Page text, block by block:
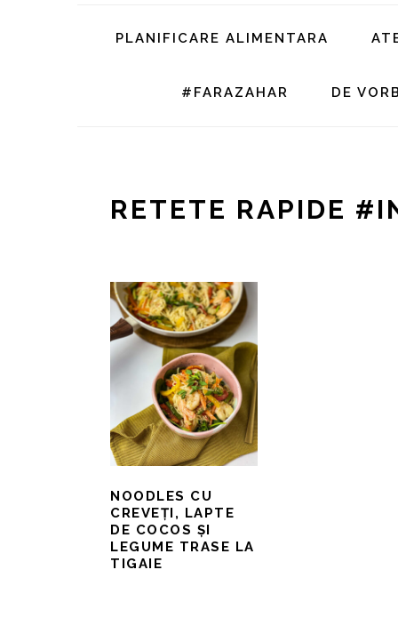
PLANIFICARE ALIMENTARA
#FARAZAHAR DE
RETETE RAPIDE
NOODLES CU
CREVEȚI, LAPTE
DE COCOS ȘI
LEGUME TRASE LA
TIGAIE